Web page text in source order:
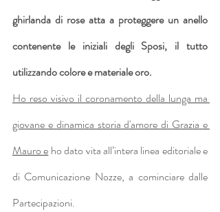
ghirlanda di rose atta a proteggere un anello
contenente le iniziali degli Sposi, il tutto
utilizzando colore e materiale oro.
Ho reso visivo il coronamento della lunga ma
giovane e dinamica storia d'amore di Grazia e
Mauro e ho dato vita all’intera linea editoriale e
di Comunicazione Nozze, a cominciare dalle
Partecipazioni.